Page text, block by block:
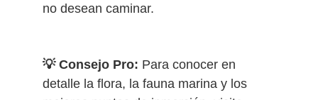
no desean caminar.
💡 Consejo Pro: Para conocer en
detalle la flora, la fauna marina y los